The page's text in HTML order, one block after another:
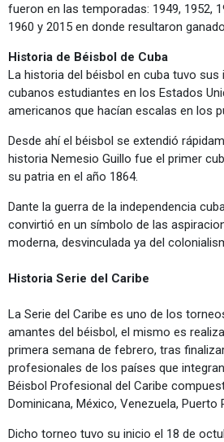
fueron en las temporadas: 1949, 1952,
1960 y 2015 en donde resultaron
Historia de Béisbol de Cuba
La historia del béisbol en cuba tuvo sus
cubanos estudiantes en los Estados
americanos que hacían escalas en los
Desde ahí el béisbol se extendió
historia Nemesio Guillo fue el primer
su patria en el año 1864.
Dante la guerra de la independencia
convirtió en un símbolo de las
moderna, desvinculada ya del
Historia Serie del Caribe
La Serie del Caribe es uno de los
amantes del béisbol, el mismo es
primera semana de febrero, tras
profesionales de los países que
Béisbol Profesional del Caribe
Dominicana, México, Venezuela, Puerto
Dicho torneo tuvo su inicio el 18 de